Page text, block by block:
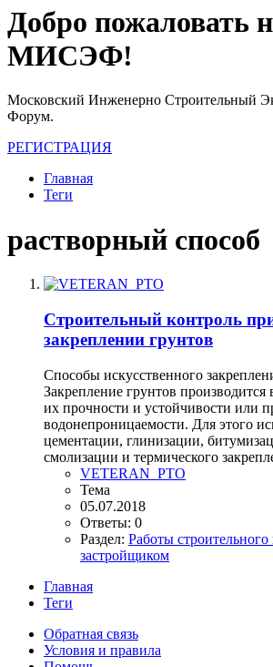
Добро пожаловать
МИСЭФ!
Московский Инженерно Строительный
Форум.
РЕГИСТРАЦИЯ
Главная
Теги
растворный способ
Строительный контроль
закреплении грунтов
Способы искусственного
Закрепление грунтов
их прочности и устойчивости или
водонепроницаемости. Для этого
цементации, глинизации,
смолизации и термического
VETERAN_PTO
Тема
05.07.2018
Ответы: 0
Раздел: Работы строительного
застройщиком
Главная
Теги
Обратная связь
Условия и правила